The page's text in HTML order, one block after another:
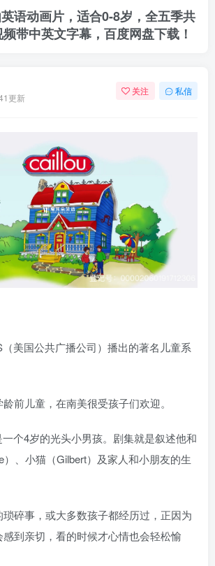
语动画片，适合0-8岁，全五季共
带中英文字幕，百度网盘下载！
更新
关注 私信
（美国公共广播公司）播出的著名儿童系
前儿童，在南美很受孩子们欢迎。
个4岁的光头小男孩。剧集就是叙述他和
、小猫（Gilbert）及家人和小朋友的生
碎事，或大多数孩子都经历过，正因为
到亲切，看的时候才心情也会轻松愉